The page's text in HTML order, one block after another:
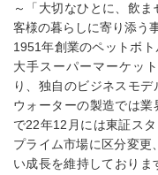
～「大切なひとに、飲
客様の暮らしに寄り添う
1951年創業のペットボ
大手スーパーマーケッ
り、独自のビジネスモ
ウォーターの製造では
で22年12月には東証ス
プライム市場に区分変更
い成長を維持しており